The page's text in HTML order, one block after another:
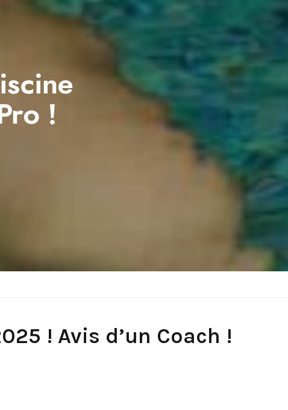
!
! Avis d’un Coach !